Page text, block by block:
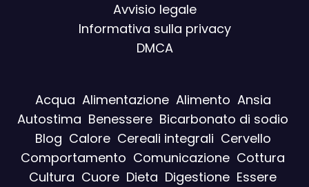
Avvisio legale
Informativa sulla privacy
DMCA
Acqua Alimentazione Alimento Ansia
Autostima Benessere Bicarbonato di sodio
Blog Calore Cereali integrali Cervello
Comportamento Comunicazione Cottura
Cultura Cuore Dieta Digestione Essere